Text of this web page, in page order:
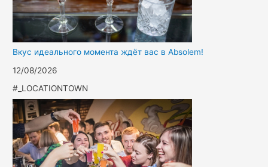
Вкус идеального момента ждёт вас в Absolem!
12/08/2026
#_LOCATIONTOWN